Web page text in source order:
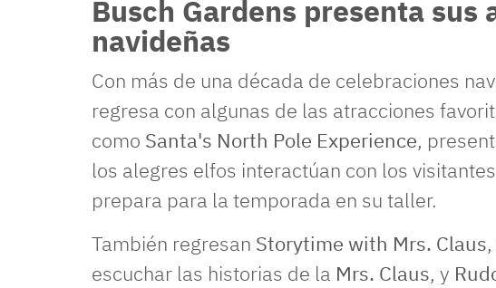
Busch Gardens presenta sus
navideñas
Con más de una década de celebraciones
regresa con algunas de las atracciones
como Santa's North Pole Experience,
los alegres elfos interactúan con los
prepara para la temporada en su taller.
También regresan Storytime with Mrs. Claus
escuchar las historias de la Mrs. Claus, y